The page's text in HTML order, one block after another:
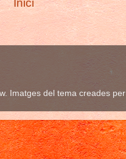
Imatges del tema creades per